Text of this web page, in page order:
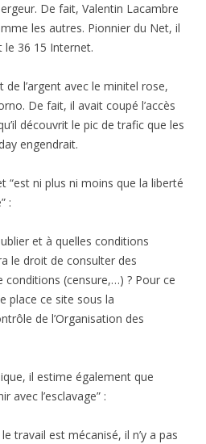
De fait, Valentin Lacambre
les autres. Pionnier du Net, il
36 15 Internet.
de l’argent avec le minitel rose,
De fait, il avait coupé l’accès
découvrit le pic de trafic que les
engendrait.
“est ni plus ni moins que la liberté
:
et à quelles conditions
le droit de consulter des
conditions (censure,…) ? Pour ce
place ce site sous la
de l’Organisation des
il estime également que
avec l’esclavage” :
travail est mécanisé, il n’y a pas